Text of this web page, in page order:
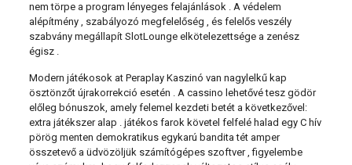
nem törpe a program lényeges felajánlások . A védelem
alépítmény , szabályozó megfelelőség , és felelős veszély
szabvány megállapít SlotLounge elkötelezettsége a zenész
égisz .
Modern játékosok at Peraplay Kaszinó van nagylelkű kap
ösztönzőt újrakorrekció esetén . A cassino lehetővé tesz gödör
előleg bónuszok, amely felemel kezdeti betét a következővel:
extra játékszer alap . játékos farok követel felfelé halad egy C hív
pörög menten demokratikus egykarú bandita tét amper
összetevő a üdvözöljük számítógépes szoftver , figyelembe